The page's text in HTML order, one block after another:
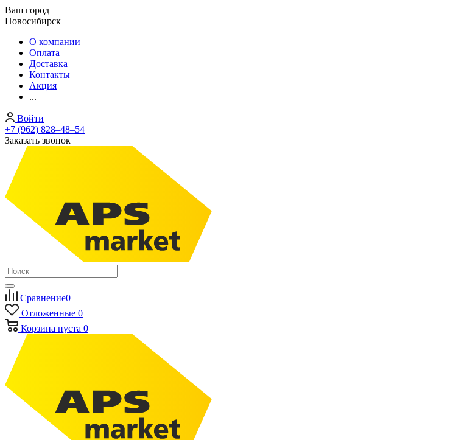
Ваш город
Новосибирск
О компании
Оплата
Доставка
Контакты
Акция
...
Войти
+7 (962) 828‒48‒54
Заказать звонок
Сравнение0
Отложенные 0
Корзина пуста 0